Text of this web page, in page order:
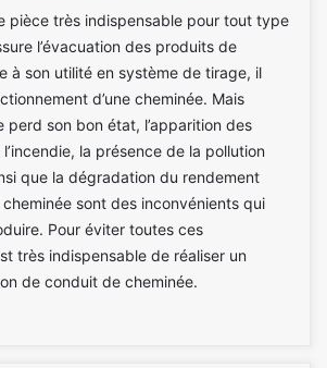
pièce très indispensable pour tout type
l’évacuation des produits de
à son utilité en système de tirage, il
d’une cheminée. Mais
son bon état, l’apparition des
la présence de la pollution
que la dégradation du rendement
sont des inconvénients qui
Pour éviter toutes ces
très indispensable de réaliser un
de conduit de cheminée.